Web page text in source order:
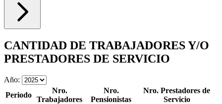
CANTIDAD DE TRABAJADORES Y/O
PRESTADORES DE SERVICIO
Año:
Periodo
Nro.
Trabajadores
Nro.
Pensionistas
Nro. Prestadores de
Servicio